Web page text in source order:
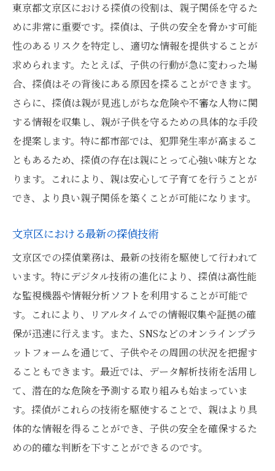
探偵が提供するリスクアセスメントの重要
性
文京区での探偵による防犯対策
子供の行動パターンを把握するための探偵
の技術
探偵が提供する危機管理のガイドライン
親が安心できるための探偵活用術
親が知っておくべき探偵の役割と文京区での活
用法
探偵の基本的な役割とは
親が探偵に期待できること
探偵に依頼する際の効果的なコミュニケー
ション方法
探偵利用に関するよくある誤解とその解消
法
探偵の専門技術で文京区の親子関係を守るため
の実践的ガイド
探偵が駆使する最新技術の紹介
親子関係におけるプライバシーと探偵の役
割
東京都文京区における探偵の役割は、親子関係を守るた
めに非常に重要です。探偵は、子供の安全を脅かす可能
性のあるリスクを特定し、適切な情報を提供することが
求められます。たとえば、子供の行動が急に変わった場
合、探偵はその背後にある原因を探ることができます。
さらに、探偵は親が見逃しがちな危険や不審な人物に関
する情報を収集し、親が子供を守るための具体的な手段
を提案します。特に都市部では、犯罪発生率が高まるこ
ともあるため、探偵の存在は親にとって心強い味方とな
ります。これにより、親は安心して子育てを行うことが
でき、より良い親子関係を築くことが可能になります。
文京区における最新の探偵技術
文京区での探偵業務は、最新の技術を駆使して行われて
います。特にデジタル技術の進化により、探偵は高性能
な監視機器や情報分析ソフトを利用することが可能で
す。これにより、リアルタイムでの情報収集や証拠の確
保が迅速に行えます。また、SNSなどのオンラインプラ
ットフォームを通じて、子供やその周囲の状況を把握す
ることもできます。最近では、データ解析技術を活用し
て、潜在的な危険を予測する取り組みも始まっていま
す。探偵がこれらの技術を駆使することで、親はより具
体的な情報を得ることができ、子供の安全を確保するた
めの的確な判断を下すことができるのです。